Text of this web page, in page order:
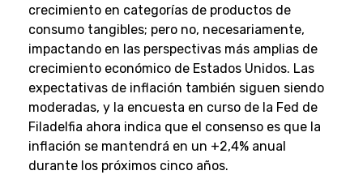
crecimiento en categorías de productos de
consumo tangibles; pero no, necesariamente,
impactando en las perspectivas más amplias de
crecimiento económico de Estados Unidos. Las
expectativas de inflación también siguen siendo
moderadas, y la encuesta en curso de la Fed de
Filadelfia ahora indica que el consenso es que la
inflación se mantendrá en un +2,4% anual
durante los próximos cinco años.